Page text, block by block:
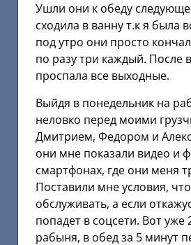
Ушли они к обеду
сходила в ванну т.к я была
под утро они просто
по разу три каждый. После
проспала все выходные.
Выйдя в понедельник на
неловко перед моими
Дмитрием, Федором и
они мне показали видео и
смартфонах, где они меня
Поставили мне условия,
обслуживать, а если
попадет в соцсети. Вот уже
рабыня, в обед за 5 минут